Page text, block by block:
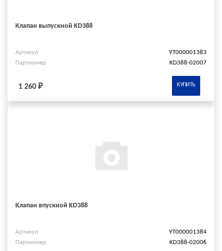
Клапан выпускной KD388
Артикул
УТ000001383
Партномер
KD388-02007
1 260 ₽ КУПИТЬ
Клапан впускной KD388
Артикул
УТ000001384
Партномер
KD388-02006